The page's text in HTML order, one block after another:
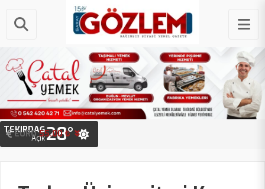
EURO 55.00 ₺
STERLIN 64.20 ₺
TEKIRDAĞ
Açık28°